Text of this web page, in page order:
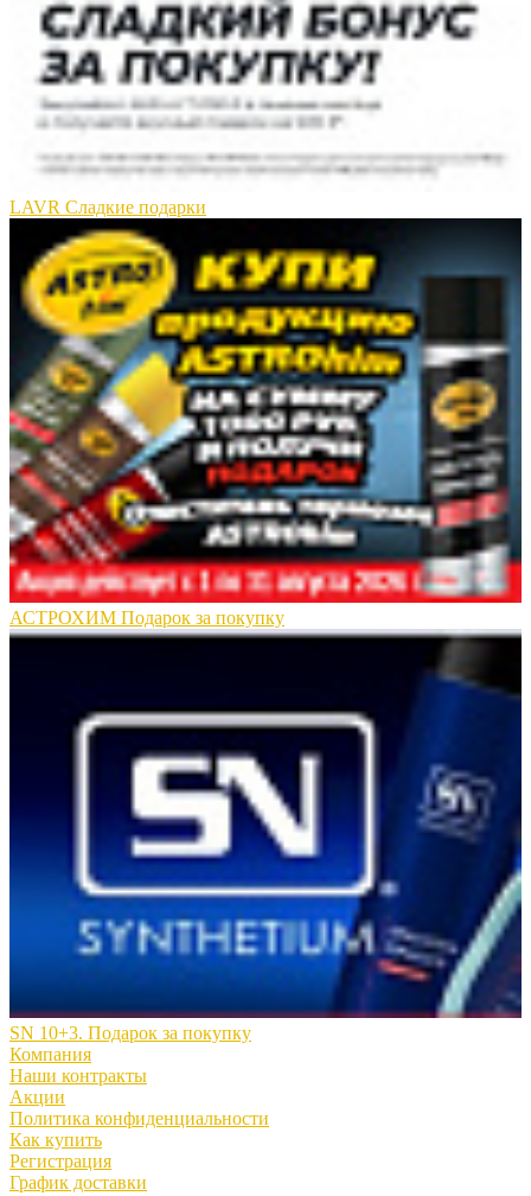
LAVR Сладкие подарки
АСТРОХИМ Подарок за покупку
SN 10+3. Подарок за покупку
Компания
Наши контракты
Акции
Политика конфиденциальности
Как купить
Регистрация
График доставки